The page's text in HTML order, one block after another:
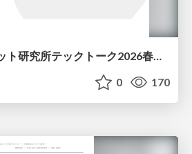
さくらインターネット研究所テックトーク2026春、研究開発Gr.25年度成果26年度方針
0 170